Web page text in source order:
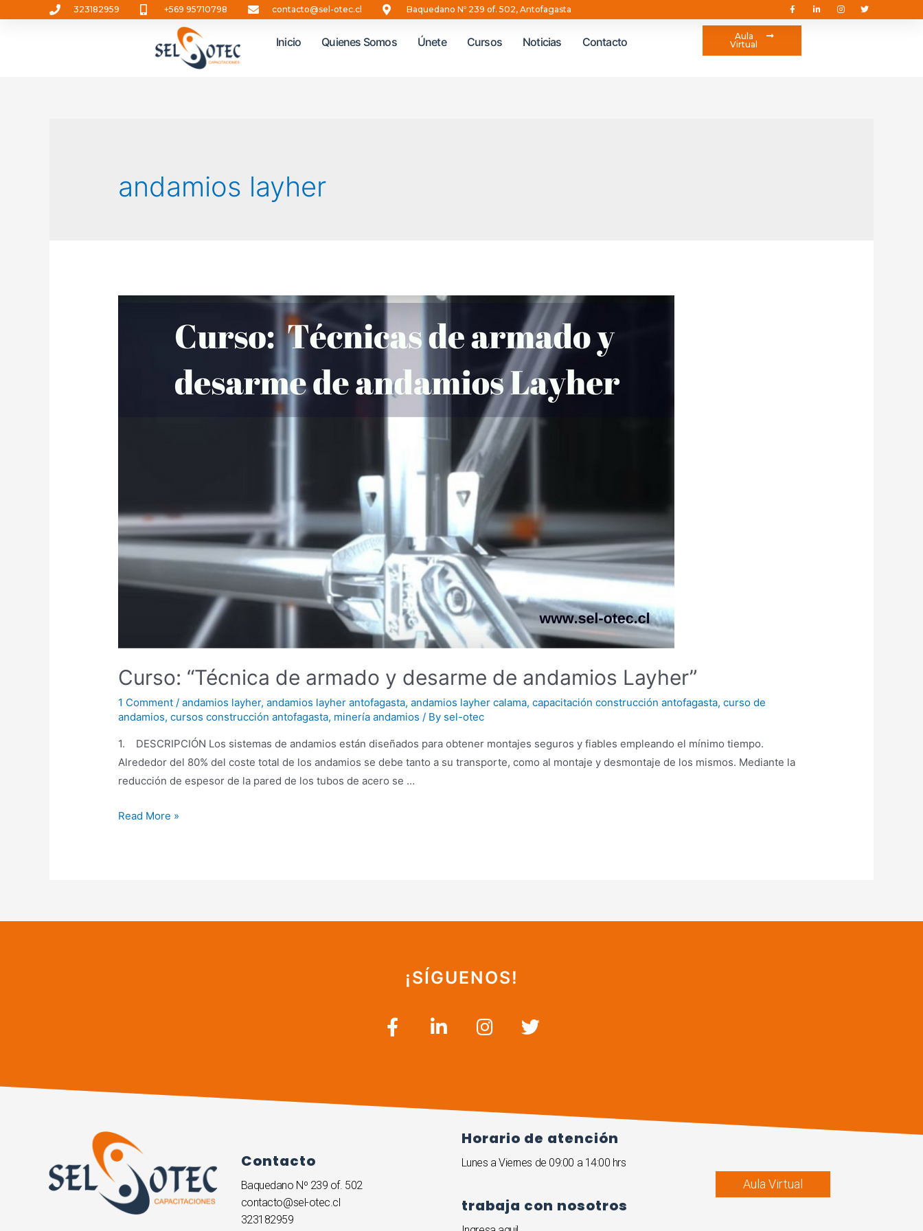
323182959 +569 95710798 contacto@sel-otec.cl Baquedano Nº 239 of. 502, Antofagasta
Inicio Quienes Somos Únete Cursos Noticias Contacto
Aula
Virtual
andamios layher
Curso: “Técnica de armado y desarme de andamios Layher”
1 Comment /andamios layher,andamios layher antofagasta,andamios layher calama,capacitación construcción antofagasta,curso de
andamios,cursos construcción antofagasta, minería andamios / By sel-otec
1. DESCRIPCIÓN Los sistemas de andamios están diseñados para obtener montajes seguros y fiables empleando el mínimo tiempo.
Alrededor del 80% del coste total de los andamios se debe tanto a su transporte, como al montaje y desmontaje de los mismos. Mediante la
reducción de espesor de la pared de los tubos de acero se …
Read More »
¡SÍGUENOS!
Contacto
Baquedano Nº 239 of. 502
contacto@sel-otec.cl
323182959
Horario de atención
Lunes a Viernes de 09:00 a 14:00 hrs
trabaja con nosotros
Aula Virtual